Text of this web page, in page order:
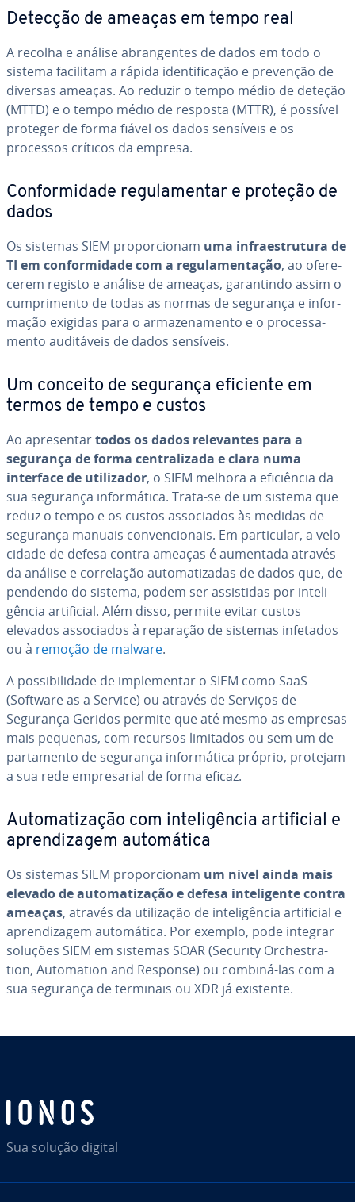
Detecção de ameaças em tempo real
A recolha e análise abran­gen­tes de dados em todo o
sistema facilitam a rápida iden­ti­fi­ca­ção e prevenção de
diversas ameaças. Ao reduzir o tempo médio de deteção
(MTTD) e o tempo médio de resposta (MTTR), é possível
proteger de forma fiável os dados sensíveis e os
processos críticos da empresa.
Con­for­mi­dade re­gu­la­men­tar e proteção de
dados
Os sistemas SIEM pro­por­ci­o­nam uma in­fra­es­tru­tura de
TI em con­for­mi­dade com a re­gu­la­men­ta­ção, ao ofe­re­
ce­rem registo e análise de ameaças, ga­ran­tindo assim o
cum­pri­mento de todas as normas de segurança e in­for­
ma­ção exigidas para o ar­ma­ze­na­mento e o pro­ces­sa­
mento au­di­tá­veis de dados sensíveis.
Um conceito de segurança eficiente em
termos de tempo e custos
Ao apre­sen­tartodos os dados re­le­van­tes para a
segurança de forma cen­tra­li­zada e clara numa
interface de uti­li­za­dor, o SIEM melhora a efi­ci­ên­cia da
sua segurança in­for­má­tica. Trata-se de um sistema que
reduz o tempo e os custos as­so­ci­a­dos às medidas de
segurança manuais con­ven­ci­o­nais. Em par­ti­cu­lar, a ve­lo­
ci­dade de defesa contra ameaças é aumentada através
da análise e cor­re­la­ção au­to­ma­ti­za­das de dados que, de­
pen­dendo do sistema, podem ser as­sis­ti­das por in­te­li­
gên­cia ar­ti­fi­cial. Além disso, permite evitar custos
elevados as­so­ci­a­dos à reparação de sistemas infetados
ou à remoção de malware.
A pos­si­bi­li­dade de im­ple­men­tar o SIEM como SaaS
(Software as a Service) ou através de Serviços de
Segurança Geridos permite que até mesmo as empresas
mais pequenas, com recursos limitados ou sem um de­
par­ta­mento de segurança in­for­má­tica próprio, protejam
a sua rede em­pre­sa­rial de forma eficaz.
Au­to­ma­ti­za­ção com in­te­li­gên­cia ar­ti­fi­cial e
apren­di­za­gem au­to­má­tica
Os sistemas SIEM pro­por­ci­o­nam um nível ainda mais
elevado de au­to­ma­ti­za­ção e defesa in­te­li­gente contra
ameaças, através da uti­li­za­ção de in­te­li­gên­cia ar­ti­fi­cial e
apren­di­za­gem au­to­má­tica. Por exemplo, pode integrar
soluções SIEM em sistemas SOAR (Security Or­ches­tra­
tion, Au­to­ma­tion and Response) ou combiná-las com a
sua segurança de terminais ou XDR já existente.
Sua solução digital